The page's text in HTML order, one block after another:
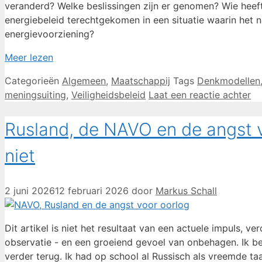
veranderd? Welke beslissingen zijn er genomen? Wie
energiebeleid terechtgekomen in een situatie waarin
energievoorziening?
Meer lezen
Categorieën Algemeen, Maatschappij Tags Denkmodellen
meningsuiting, Veiligheidsbeleid Laat een reactie achter
Rusland, de NAVO en de
niet
2 juni 202612 februari 2026 door Markus Schall
Dit artikel is niet het resultaat van een actuele impuls,
observatie - en een groeiend gevoel van onbehagen. Ik
verder terug. Ik had op school al Russisch als vreemde